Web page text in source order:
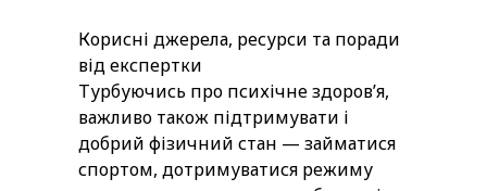
Корисні джерела, ресурси та поради
від експертки
Турбуючись про психічне здоровʼя,
важливо також підтримувати і
добрий фізичний стан — займатися
спортом, дотримуватися режиму